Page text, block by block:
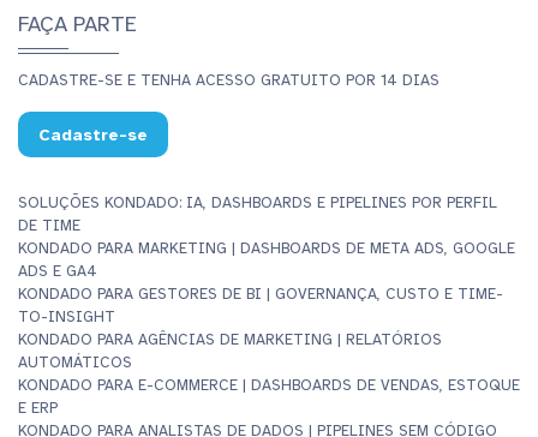
FAÇA PARTE
CADASTRE-SE E TENHA ACESSO GRATUITO POR 14 DIAS
Cadastre-se
SOLUÇÕES KONDADO: IA, DASHBOARDS E PIPELINES POR PERFIL
DE TIME
KONDADO PARA MARKETING | DASHBOARDS DE META ADS, GOOGLE
ADS E GA4
KONDADO PARA GESTORES DE BI | GOVERNANÇA, CUSTO E TIME-
TO-INSIGHT
KONDADO PARA AGÊNCIAS DE MARKETING | RELATÓRIOS
AUTOMÁTICOS
KONDADO PARA E-COMMERCE | DASHBOARDS DE VENDAS, ESTOQUE
E ERP
KONDADO PARA ANALISTAS DE DADOS | PIPELINES SEM CÓDIGO